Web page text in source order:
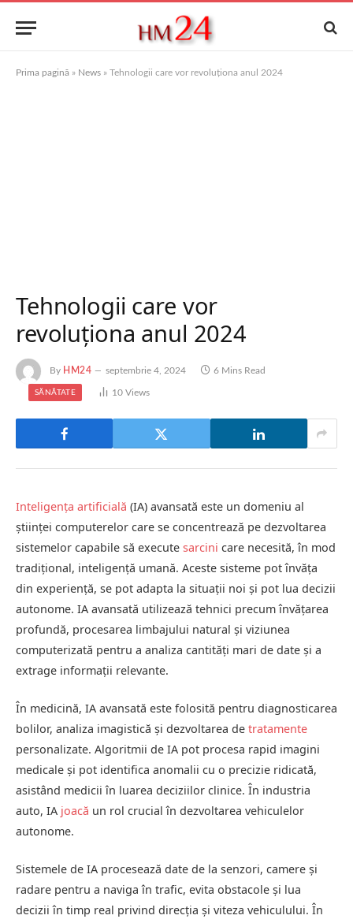
Prima pagină » News » Tehnologii care vor revoluționa anul 2024
Tehnologii care vor
revoluționa anul 2024
By HM24 septembrie 4, 2024 6 Mins Read
SĂNĂTATE 10Views
Inteligența artificială (IA) avansată este un domeniu al
științei computerelor care se concentrează pe dezvoltarea
sistemelor capabile să execute sarcini care necesită, în mod
tradițional, inteligență umană. Aceste sisteme pot învăța
din experiență, se pot adapta la situații noi și pot lua decizii
autonome. IA avansată utilizează tehnici precum învățarea
profundă, procesarea limbajului natural și viziunea
computerizată pentru a analiza cantități mari de date și a
extrage informații relevante.
În medicină, IA avansată este folosită pentru diagnosticarea
bolilor, analiza imagistică și dezvoltarea de tratamente
personalizate. Algoritmii de IA pot procesa rapid imagini
medicale și pot identifica anomalii cu o precizie ridicată,
asistând medicii în luarea deciziilor clinice. În industria
auto, IA joacă un rol crucial în dezvoltarea vehiculelor
autonome.
Sistemele de IA procesează date de la senzori, camere și
radare pentru a naviga în trafic, evita obstacole și lua
decizii în timp real privind direcția și viteza vehiculului. În